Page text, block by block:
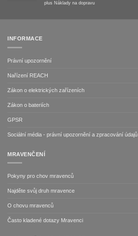
plus Náklady na dopravu
INFORMACE
Právní upozornění
Nařízení REACH
Zákon o elektrických zařízeních
Zákon o bateriích
GPSR
Sociální média - právní upozornění a zpracování údajů
MRAVENČENÍ
Pokyny pro chov mravenců
Najděte svůj druh mravence
O chovu mravenců
Často kladené dotazy Mravenci